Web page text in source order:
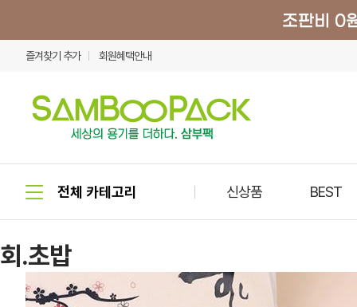
즐겨찾기 추가 회원혜택안내
신상품 BEST
회.초밥